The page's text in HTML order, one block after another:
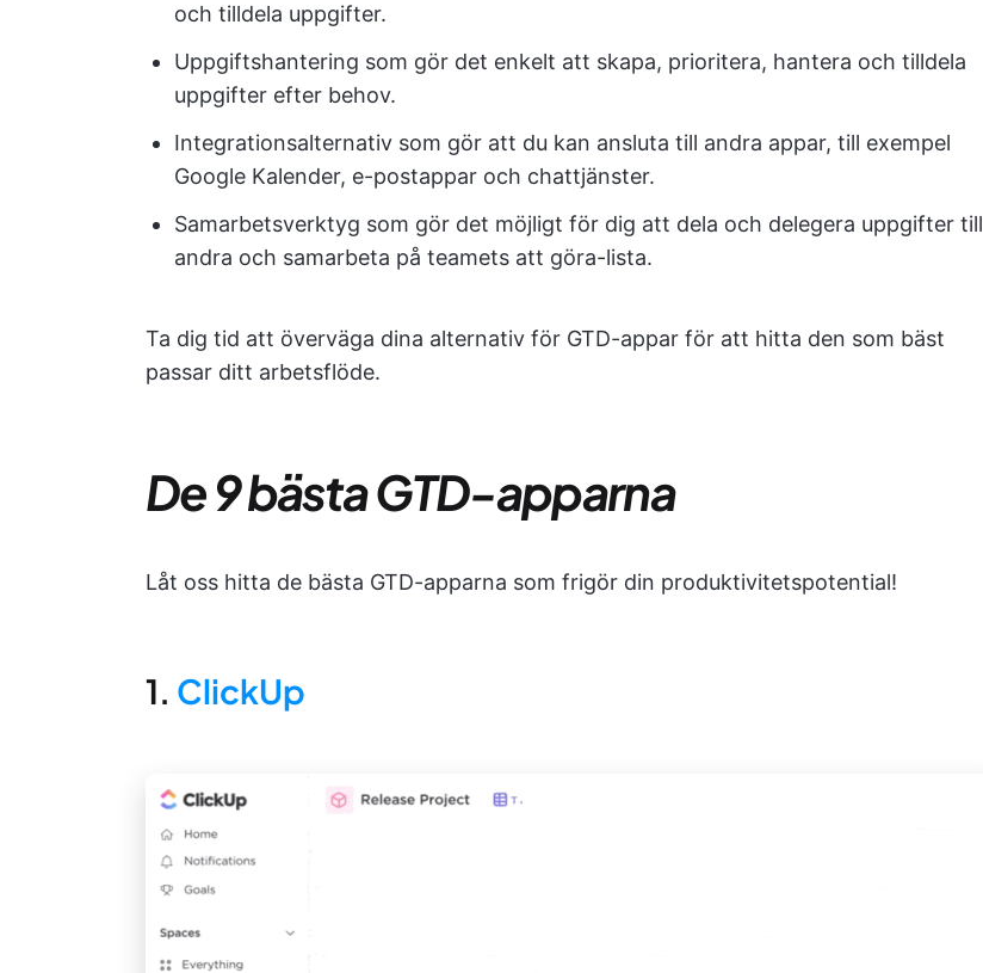
och tilldela uppgifter.
Uppgiftshantering som gör det enkelt att skapa, prioritera, hantera och tilldela
uppgifter efter behov.
Integrationsalternativ som gör att du kan ansluta till andra appar, till exempel
Google Kalender, e-postappar och chattjänster.
Samarbetsverktyg som gör det möjligt för dig att dela och delegera uppgifter till
andra och samarbeta på teamets att göra-lista.
Ta dig tid att överväga dina alternativ för GTD-appar för att hitta den som bäst
passar ditt arbetsflöde.
De 9 bästa GTD-apparna
Låt oss hitta de bästa GTD-apparna som frigör din produktivitetspotential!
1. ClickUp